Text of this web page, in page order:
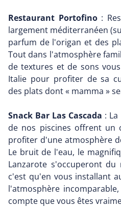
Restaurant Portofino:
largement méditerranéen
parfum de l'origan et des
Tout dans l'atmosphère
de textures et de sons
Italie pour profiter de sa
des plats dont « mamma »
Snack Bar Las Cascada :
de nos piscines offrent un
profiter d'une atmosphère
Le bruit de l'eau, le
Lanzarote s'occuperont
c'est qu'en vous installant
l'atmosphère
compte que vous êtes